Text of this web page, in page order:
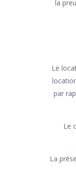
la
Le
par
Le
La